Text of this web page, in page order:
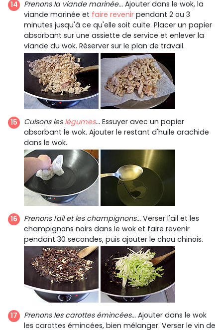
Prenons la viande marinée... Ajouter dans le wok, la
viande marinée et faire revenir pendant 2 ou 3
minutes jusqu'à ce qu'elle soit cuite. Placer un papier
absorbant sur une assiette de service et enlever la
viande du wok. Réserver sur le plan de travail.
Cuisons les légumes... Essuyer avec un papier
absorbant le wok. Ajouter le restant d'huile arachide
dans le wok.
Prenons l'ail et les champignons... Verser l'ail et les
champignons noirs dans le wok et faire revenir
pendant 30 secondes, puis ajouter le chou chinois.
Prenons les carottes émincées... Ajouter dans le wok
les carottes émincées, bien mélanger. Verser le vin de